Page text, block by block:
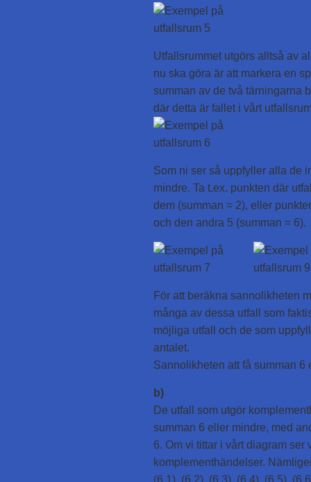
Utfallsrummet utgörs alltså av
nu ska göra är att markera en
summan av de två tärningarna
där detta är fallet i vårt
Som ni ser så uppfyller alla de
mindre. Ta t.ex. punkten där
dem (summan = 2), eller
och den andra 5 (summan = 6).
För att beräkna sannolikheten
många av dessa utfall som
möjliga utfall och de som
antalet.
Sannolikheten att få summan 6
b)
De utfall som utgör
summan 6 eller mindre, med
6. Om vi tittar i vårt diagram ser
komplementhändelser.
(6,1), (6,2), (6,3), (6,4), (6,5),